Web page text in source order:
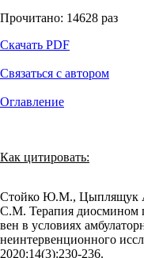
Прочитано: 14628 раз
Скачать PDF
Связаться с автором
Оглавление
Как цитировать:
Стойко Ю.М., Цыплящук
С.М. Терапия диосмином
вен в условиях
неинтервенционного
2020;14(3):230‑236.